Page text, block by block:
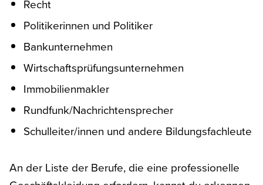
Recht
Politikerinnen und Politiker
Bankunternehmen
Wirtschaftsprüfungsunternehmen
Immobilienmakler
Rundfunk/Nachrichtensprecher
Schulleiter/innen und andere Bildungsfachleute
An der Liste der Berufe, die eine professionelle